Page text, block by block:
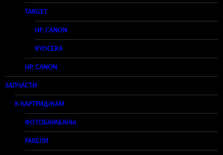
TARGET
HP, CANON
KYOCERA
HP, CANON
ЗАПЧАСТИ
К КАРТРИДЖАМ
ФОТОБАРАБАНЫ
РАКЕЛИ